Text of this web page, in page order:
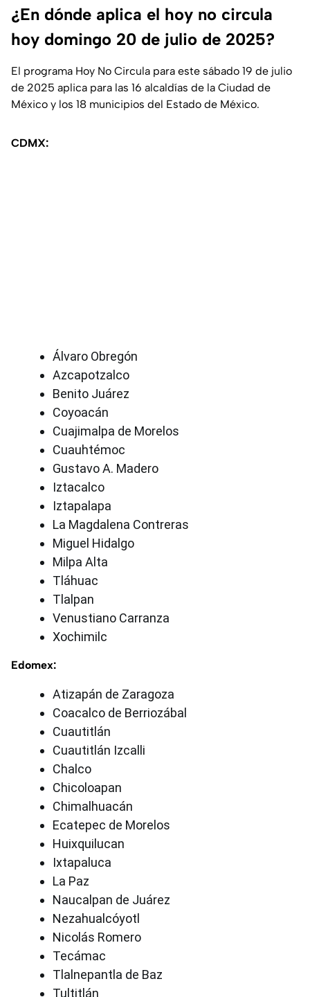
¿En dónde aplica el hoy no circula
hoy domingo 20 de julio de 2025?
El programa Hoy No Circula para este sábado 19 de julio
de 2025 aplica para las 16 alcaldías de la Ciudad de
México y los 18 municipios del Estado de México.
CDMX:
Álvaro Obregón
Azcapotzalco
Benito Juárez
Coyoacán
Cuajimalpa de Morelos
Cuauhtémoc
Gustavo A. Madero
Iztacalco
Iztapalapa
La Magdalena Contreras
Miguel Hidalgo
Milpa Alta
Tláhuac
Tlalpan
Venustiano Carranza
Xochimilc
Edomex:
Atizapán de Zaragoza
Coacalco de Berriozábal
Cuautitlán
Cuautitlán Izcalli
Chalco
Chicoloapan
Chimalhuacán
Ecatepec de Morelos
Huixquilucan
Ixtapaluca
La Paz
Naucalpan de Juárez
Nezahualcóyotl
Nicolás Romero
Tecámac
Tlalnepantla de Baz
Tultitlán